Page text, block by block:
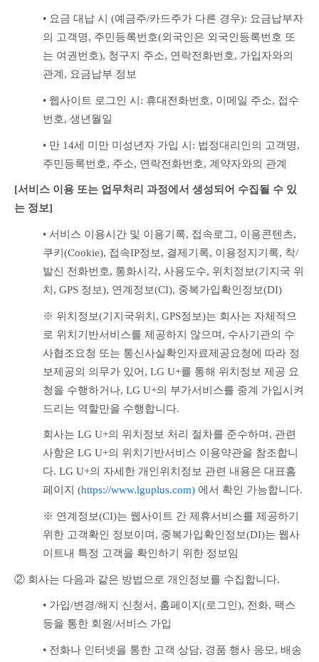
• 요금 대납 시 (예금주/카드주가 다른 경우): 요금납부자
의 고객명, 주민등록번호(외국인은 외국인등록번호 또
는 여권번호), 청구지 주소, 연락전화번호, 가입자와의
관계, 요금납부 정보
• 웹사이트 로그인 시: 휴대전화번호, 이메일 주소, 접수
번호, 생년월일
• 만 14세 미만 미성년자 가입 시: 법정대리인의 고객명,
주민등록번호, 주소, 연락전화번호, 계약자와의 관계
[서비스 이용 또는 업무처리 과정에서 생성되어 수집될 수 있
는 정보]
• 서비스 이용시간 및 이용기록, 접속로그, 이용콘텐츠,
쿠키(Cookie), 접속IP정보, 결제기록, 이용정지기록, 착/
발신 전화번호, 통화시각, 사용도수, 위치정보(기지국 위
치, GPS 정보), 연계정보(CI), 중복가입확인정보(DI)
※ 위치정보(기지국위치, GPS정보)는 회사는 자체적으
로 위치기반서비스를 제공하지 않으며, 수사기관의 수
사협조요청 또는 통신사실확인자료제공요청에 따라 정
보제공의 의무가 있어, LG U+를 통해 위치정보 제공 요
청을 수행하거나, LG U+의 부가서비스를 중계 가입시켜
드리는 역할만을 수행합니다.
회사는 LG U+의 위치정보 처리 절차를 준수하며, 관련
사항은 LG U+의 위치기반서비스 이용약관을 참조합니
다. LG U+의 자세한 개인위치정보 관련 내용은 대표홈
페이지 (https://www.lguplus.com) 에서 확인 가능합니다.
※ 연계정보(CI)는 웹사이트 간 제휴서비스를 제공하기
위한 고객확인 정보이며, 중복가입확인정보(DI)는 웹사
이트내 특정 고객을 확인하기 위한 정보임
② 회사는 다음과 같은 방법으로 개인정보를 수집합니다.
• 가입/변경/해지 신청서, 홈페이지(로그인), 전화, 팩스
등을 통한 회원/서비스 가입
• 전화나 인터넷을 통한 고객 상담, 경품 행사 응모, 배송